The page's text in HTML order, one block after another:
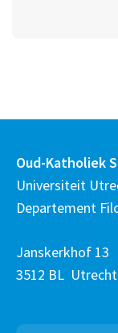
Oud-Katholiek
Universiteit
Departement
Janskerkhof 13
3512 BL Utrecht